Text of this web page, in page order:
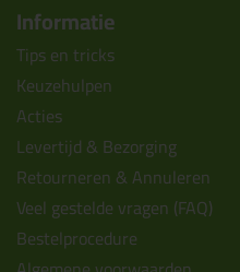
Informatie
Tips en tricks
Keuzehulpen
Acties
Levertijd & Bezorging
Retourneren & Annuleren
Veel gestelde vragen (FAQ)
Bestelprocedure